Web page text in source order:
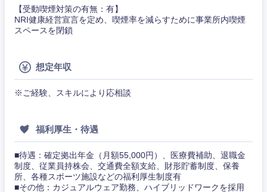
【受動喫煙対策の有無：有】
NRI健康経営宣言を定め、喫煙率を減らすために事業所内喫煙
スペースを閉鎖
想定年収
※ご経験、スキルにより応相談
福利厚生・待遇
■待遇：確定拠出年金（月額55,000円）、医療費補助、退職金
制度、従業員持株会、交通費全額支給、財形貯蓄制度、保養
所、各種スポーツ施設などの福利厚生制度有
■その他：カジュアルウェア勤務、ハイブリッドワークを採用